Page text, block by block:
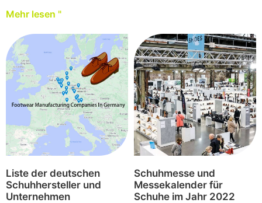
Mehr lesen "
Liste der deutschen
Schuhhersteller und
Unternehmen
Schuhmesse und
Messekalender für
Schuhe im Jahr 2022